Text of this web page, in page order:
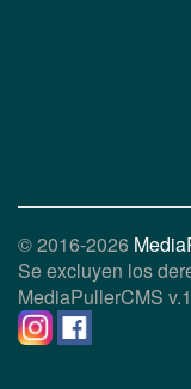
© 2016-2026
Se excluyen los
MediaPullerCMS